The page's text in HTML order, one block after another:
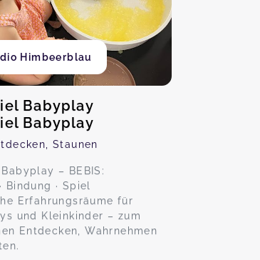
Himbeerblau
Babyplay
Babyplay
Staunen
– BEBIS:
Bindung · Spiel
Erfahrungsräume für
und Kleinkinder – zum
Entdecken, Wahrnehmen